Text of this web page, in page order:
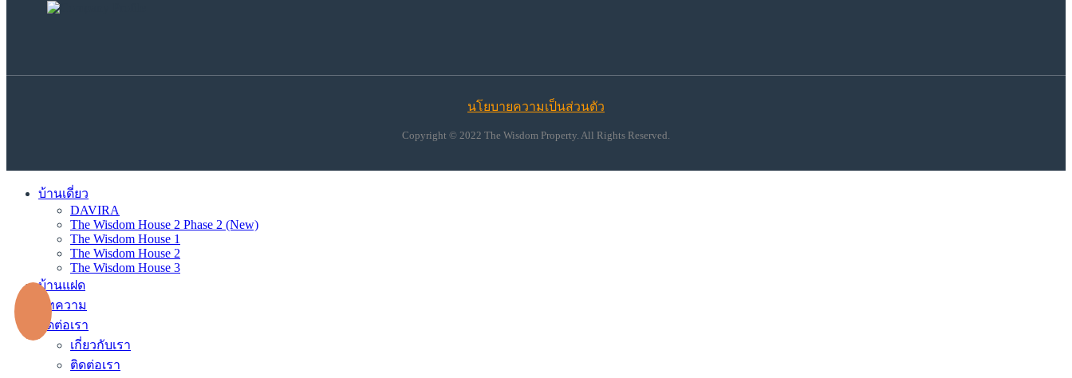
นโยบายความเป็นส่วนตัว
Copyright © 2022 The Wisdom Property. All Rights Reserved.
บ้านเดี่ยว
DAVIRA
The Wisdom House 2 Phase 2 (New)
The Wisdom House 1
The Wisdom House 2
The Wisdom House 3
บ้านแฝด
บทความ
ติดต่อเรา
เกี่ยวกับเรา
ติดต่อเรา